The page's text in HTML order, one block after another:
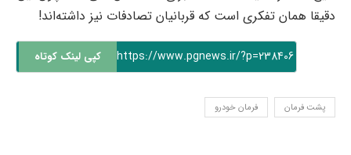
دقیقا همان تفکری است که قربانیان تصادفات نیز داشته‌اند!
https://www.pgnews.ir/?p=238406 کپی لینک کوتاه
پشت فرمان فرمان خودرو